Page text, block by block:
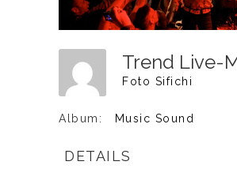
Foto Sifichi
Album: Music Sound
DETAILS